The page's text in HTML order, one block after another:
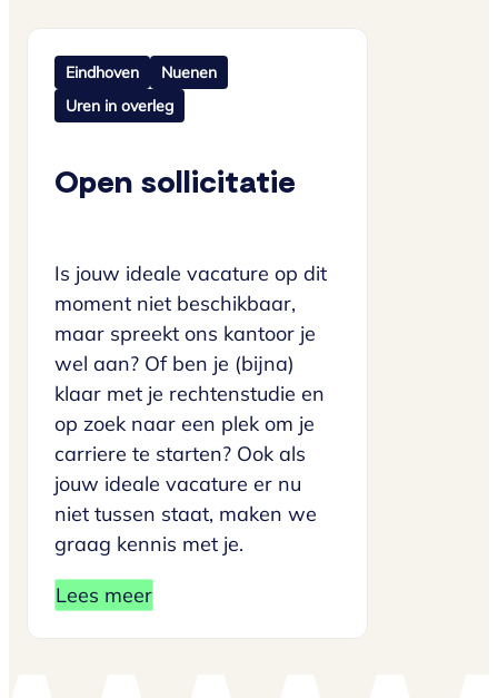
Eindhoven
Nuenen
Uren in overleg
Open sollicitatie
Is jouw ideale vacature op dit
moment niet beschikbaar,
maar spreekt ons kantoor je
wel aan? Of ben je (bijna)
klaar met je rechtenstudie en
op zoek naar een plek om je
carriere te starten? Ook als
jouw ideale vacature er nu
niet tussen staat, maken we
graag kennis met je.
Lees meer